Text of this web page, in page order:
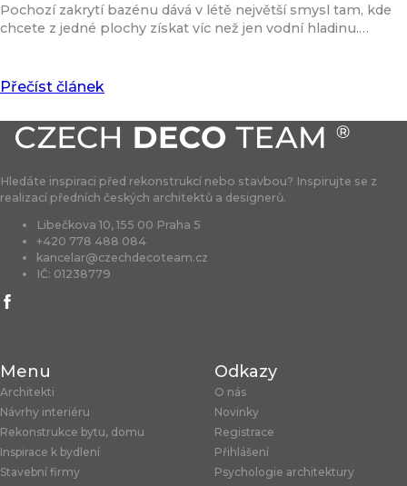
Pochozí zakrytí bazénu dává v létě největší smysl tam, kde
chcete z jedné plochy získat víc než jen vodní hladinu.…
Přečíst článek
Hledáte inspiraci před rekonstrukcí nebo stavbou? Inspirujte se z
realizací předních českých architektů a designerů.
Libečkova 10, 155 00 Praha 5
+420 778 488 084
kancelar@czechdecoteam.cz
IČ: 01238779
Menu
Architekti
Návrhy interiéru
Rekonstrukce bytu, domu
Inspirace k bydlení
Stavební firmy
Odkazy
O nás
Novinky
Registrace
Přihlášení
Psychologie architektury